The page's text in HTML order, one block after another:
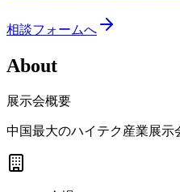
相談フォームへ
About
展示会概要
中国最大のハイテク産業展示